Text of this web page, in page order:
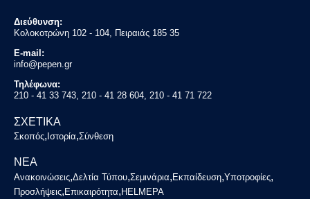
Διεύθυνση:
Κολοκοτρώνη 102 - 104, Πειραιάς 185 35
E-mail:
info@pepen.gr
Τηλέφωνα:
210 - 41 33 743, 210 - 41 28 604, 210 - 41 71 722
ΣΧΕΤΙΚΑ
Σκοπός, Ιστορία,Σύνθεση
ΝΕΑ
Ανακοινώσεις,Δελτία Τύπου,Σεμινάρια, Εκπαίδευση,Υποτροφίες,
Προσλήψεις, Επικαιρότητα, HELMEPA